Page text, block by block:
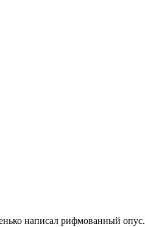
написал рифмованный опус.